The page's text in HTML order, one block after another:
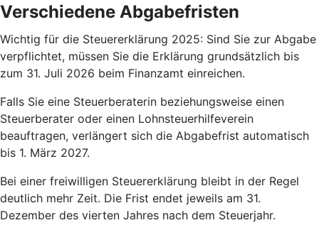
Verschiedene Abgabefristen
Wichtig für die Steuererklärung 2025: Sind Sie zur Abgabe
verpflichtet, müssen Sie die Erklärung grundsätzlich bis
zum 31. Juli 2026 beim Finanzamt einreichen.
Falls Sie eine Steuerberaterin beziehungsweise einen
Steuerberater oder einen Lohnsteuerhilfeverein
beauftragen, verlängert sich die Abgabefrist automatisch
bis 1. März 2027.
Bei einer freiwilligen Steuererklärung bleibt in der Regel
deutlich mehr Zeit. Die Frist endet jeweils am 31.
Dezember des vierten Jahres nach dem Steuerjahr.